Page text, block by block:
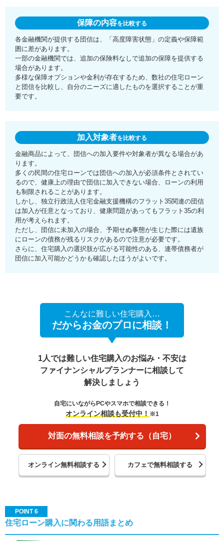
保障の内容を比較する
各金融機関が提供する団信は、「高度障害状態」の定義や保障範
囲に差があります。
一部の金融機関では、追加の保険料なしで追加の保障を提供する
場合があります。
多様な保障オプションや金利が存在するため、数社の住宅ローン
と団信を比較し、自分のニーズに適したものを選択することが重
要です。
加入対象者を比較する
金融商品によって、団信への加入要件や対象者が異なる場合があ
ります。
多くの民間の住宅ローンでは団信への加入が必須条件とされてい
るので、健康上の理由で団信に加入できない場合、ローンの利用
も制限されることがあります。
しかし、独立行政法人住宅金融支援機構のフラット35関連の団信
は加入が任意となっており、健康問題があってもフラット35の利
用が考えられます。
ただし、団信に未加入の場合、予期せぬ事態が生じた際には遺族
にローンの債務が残るリスクがあるので注意が必要です。
さらに、住宅購入の選択肢が広がる可能性のある、連帯債務者が
団信に加入可能かどうかも確認したほうがよいです。
こんなに難しい住宅購入…
だからお金のプロに相談！
1人では難しい住宅購入のお悩み・不安は
ファイナンシャルプランナーに相談して
解決しましょう
自宅にいながらPCやスマホで相談できる！
オンライン相談も受付中！ ※1
対面の無料相談を予約する（自宅）
オンライン無料相談する カフェで無料相談する
POINT 6
住宅ローン購入に関わる用語まとめ